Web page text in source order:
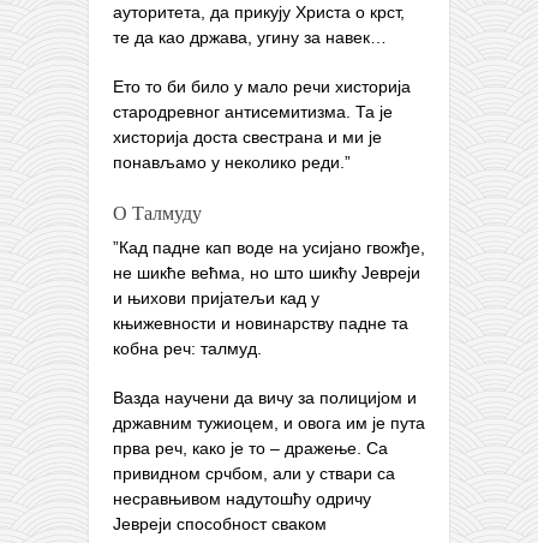
ауторитета, да прикују Христа о крст,
те да као држава, угину за навек…
Ето то би било у мало речи хисторија
стародревног антисемитизма. Та је
хисторија доста свестрана и ми је
понављамо у неколико реди.”
О Талмуду
”Кад падне кап воде на усијано гвожђе,
не шикће већма, но што шикћу Јевреји
и њихови пријатељи кад у
књижевности и новинарству падне та
кобна реч: талмуд.
Вазда научени да вичу за полицијом и
државним тужиоцем, и овога им је пута
прва реч, како је то – дражење. Са
привидном срчбом, али у ствари са
несравњивом надутошћу одричу
Јевреји способност сваком